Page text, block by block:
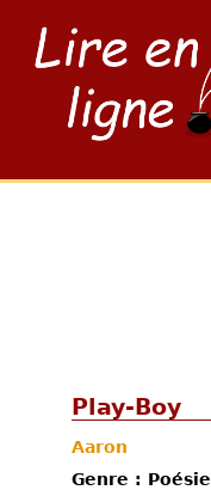
Play-Boy
Aaron
Genre : Poésie